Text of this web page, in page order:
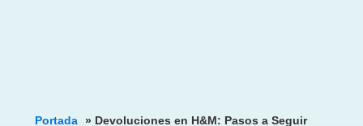
Portada » Devoluciones en H&M: Pasos a Seguir